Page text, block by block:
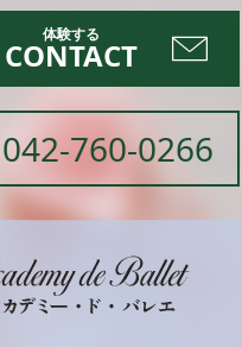
CONTACT
042-760-0266